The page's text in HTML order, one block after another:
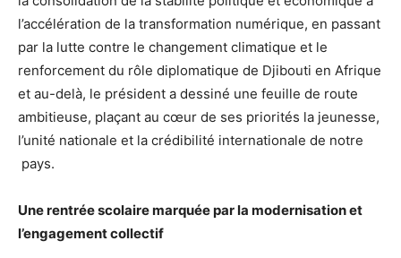
l’accélération de la transformation numérique, en passant
par la lutte contre le changement climatique et le
renforcement du rôle diplomatique de Djibouti en Afrique
et au-delà, le président a dessiné une feuille de route
ambitieuse, plaçant au cœur de ses priorités la jeunesse,
l’unité nationale et la crédibilité internationale de notre
pays.
Une rentrée scolaire marquée par la modernisation et
l’engagement collectif